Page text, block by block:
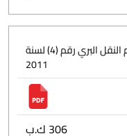
قانون هيئة تنظيم النقل البري رقم (4) لسنة
2011
306 ك.ب